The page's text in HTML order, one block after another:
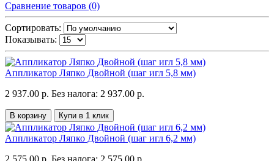
Сравнение товаров (0)
Сортировать:
Показывать:
Аппликатор Ляпко Двойной (шаг игл 5,8 мм)
2 937.00 р. Без налога: 2 937.00 р.
В корзину Купи в 1 клик
Аппликатор Ляпко Двойной (шаг игл 6,2 мм)